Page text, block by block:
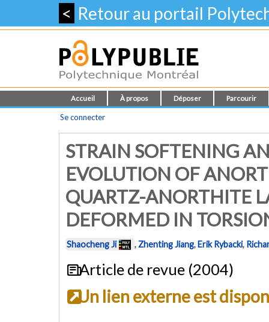
< Retour au portail
Accueil À propos Déposer Parcourir
Se connecter
STRAIN SOFTENING
EVOLUTION OF
QUARTZ-ANORTHITE
DEFORMED IN
Shaocheng Ji , Zhenting Jiang,Erik Rybacki,
Article de revue (2004)
Un lien externe est